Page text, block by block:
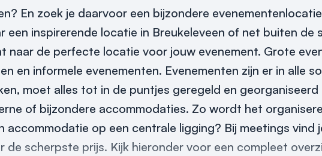
En zoek je daarvoor een bijzondere
een inspirerende locatie in Breukeleveen of net buiten de
naar de perfecte locatie voor jouw evenement. Grote
en informele evenementen. Evenementen zijn er in alle
moet alles tot in de puntjes geregeld en georganiseerd
of bijzondere accommodaties. Zo wordt het
accommodatie op een centrale ligging? Bij meetings vind
de scherpste prijs. Kijk hieronder voor een compleet